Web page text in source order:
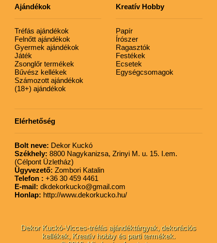
Ajándékok
Tréfás ajándékok
Felnőtt ajándékok
Gyermek ajándékok
Játék
Zsonglőr termékek
Bűvész kellékek
Számozott ajándékok
(18+) ajándékok
Kreatív Hobby
Papír
Írószer
Ragasztók
Festékek
Ecsetek
Egységcsomagok
Elérhetőség
Bolt neve: Dekor Kuckó
Székhely: 8800 Nagykanizsa, Zrinyi M. u. 15. I.em.
(Célpont Üzletház)
Ügyvezető: Zombori Katalin
Telefon : +36 30 459 4461
E-mail: dkdekorkucko@gmail.com
Honlap: http://www.dekorkucko.hu/
Dekor Kuckó-Vicces-tréfás ajándéktárgyak, dekorációs
kellékek, Kreatív hobby és parti termékek.